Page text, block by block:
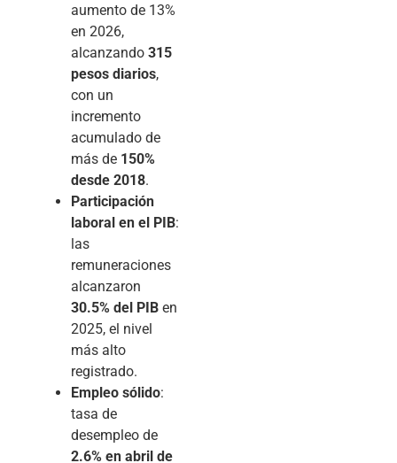
aumento de 13%
en 2026,
alcanzando 315
pesos diarios,
con un
incremento
acumulado de
más de 150%
desde 2018.
Participación
laboral en el PIB:
las
remuneraciones
alcanzaron
30.5% del PIB en
2025, el nivel
más alto
registrado.
Empleo sólido:
tasa de
desempleo de
2.6% en abril de